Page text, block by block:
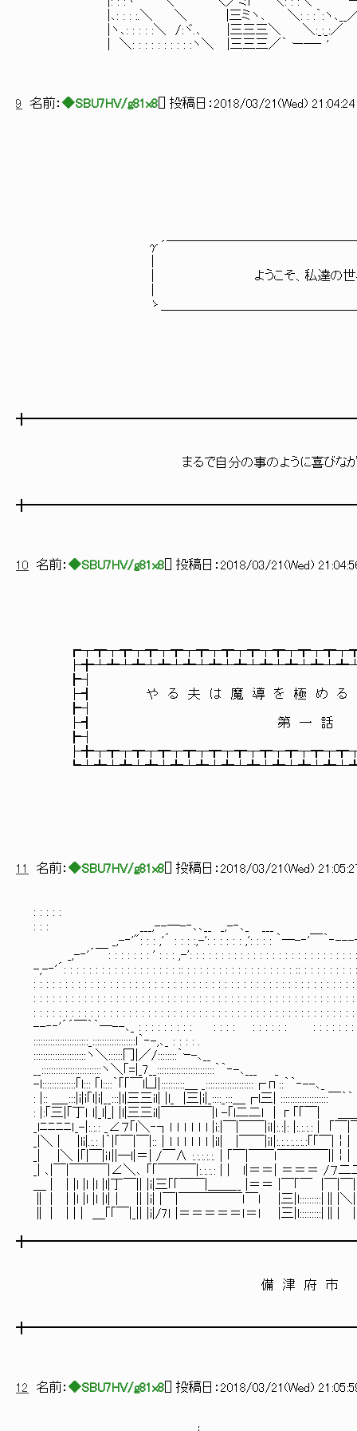
|､: : : :.＼ ＼ |三ミヽ､ ＼: : :｀:ヽ
|ヽ､: : : : :＼ /:ヾ.､ |三三三＼ ＼:_:_:／
| ＼: : : : : : : : : :ヽ＼ |三三三／｀ ー―‐ '
9 名前： ◆SBU7HV/g81x8 ] 投稿日： 2018/03/21(Wed)
γ´￣￣￣￣￣￣￣￣￣￣￣￣￣￣￣￣￣
| ようこそ、私達の
ゝ＿＿＿＿＿＿＿＿＿＿＿＿＿＿＿＿＿＿
まるで自分の事のように喜びながら、そう
10 名前： ◆SBU7HV/g81x8 ] 投稿日： 2018/03/21(Wed)
┣┤
├┫ や る 夫 は 魔 導 を 極 め
┣┤
├┫ 第 一
┣┤
11 名前： ◆SBU7HV/g81x8 ] 投稿日： 2018/03/21(Wed)
: : : : :
: : : ___,--─-‐､､__ _,-‐､_
_,-‐'": : : ,'´ : : : :,-': : : : : : ,': : : : ｀─-‐'￣｀‐---‐-‐-
_,-‐'´￣: : : : : : : ' : : : ,-': : : : : : : : : : : : : : : : : : : : : : : : : : : :
-,-‐'´: : : : : : : : : : : : : : : : : : :: : : : : : : : : : : : : : : : : : :: : : : : : : : :
: : : : : : : : : : : : : : : : : : : : : : : : : : : : : : : : : : : : : : : : : : : : : : : : : :
: : : : : : : : : : : : : : : : : : : : : : : : : : : : : : : : : : : : : : : : : : : : : : : : : :
: : : : : : : : : : : : : : : : : : : : : : : : : : : : : : : : : : : : : : : : : : : : : : : : : :
--‐‐'´´￣｀｀─--､_ : : : : : : : : : : : : : : : : : : : : : : : : : : : : :
:::::::::::::::::::::::_::::::::::::::::::l｀‐-,､_ : : : : . : : : : : :
::::::::::::::::::::::ヽ＼::::::冂|／/::::::::｀ｰ-､
__:::::::::::::::::::::::::ヽ＼｢=|_7__::::::::::::::::::::::::｀｀‐-､
-l::::::::::::::｢l::: ｢l::::｀｢｢￣l凵|::::::::::＿ _::::::::::::::::::::┌п::｀｀‐--
: |:: ＿_:::|i|i｢l|i|__:::|l|三三il| |l_ |三|i|_::::_:::＿┌l三| ::::::::::::::::::::￣｀｀
: |:｢三|｢丁ｌ l|_l|_| |l|三三il|￣￣￣￣|l -｢l二二ｌ | г｢｢￣| ＿＿＿ |
_lﾆﾆﾆﾆｌ_-|:.:.: _∠７｢l＼‐┐ｌ ｌ ｌ ｌ ｌ l |i:|￣|￣￣|iｌ|:.:|:
_|＼ | |li|.:.: |｀|｢￣|￣|::｜ｌ ｌ ｌ ｌ ｌ l |il| |￣￣|iｌ|:.:.:.:.:.:.:｢｢￣|
_| |＼ |｢|￣|ｉｌ||─l|＝| /￣∧ :.:.:.:.:. | ｢￣|￣￣ｌ￣￣￣￣||
_| ､|￣|￣￣￣|∠＼､ 「｢￣￣￣|:.:.:.: | | l|＝＝| ＝＝＝ /７二二
＿ | | |l |l |l |l|丁￣|| |i|三｢｢￣￣|＿＿__ |＝＝ |￣｢￣ |￣|￣|il
∥ | | |l |l |l |l|｜ || |i| |￣|￣￣￣￣￣ｌ￣ｌ |三|l:::::::::|∥|＼
∥ | | | | ＿｢｢￣|_|| |i|/7ｌ |＝＝＝＝＝ｌ＝ｌ |三|l:::::::::|∥|
備 津 府 市
12 名前： ◆SBU7HV/g81x8 ] 投稿日： 2018/03/21(Wed)